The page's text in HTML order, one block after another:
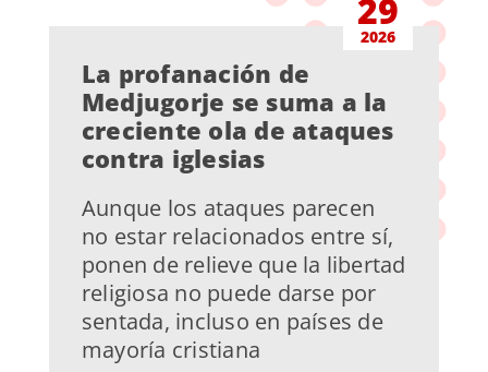
29
2026
La profanación de
Medjugorje se suma a la
creciente ola de ataques
contra iglesias
Aunque los ataques parecen
no estar relacionados entre sí,
ponen de relieve que la libertad
religiosa no puede darse por
sentada, incluso en países de
mayoría cristiana